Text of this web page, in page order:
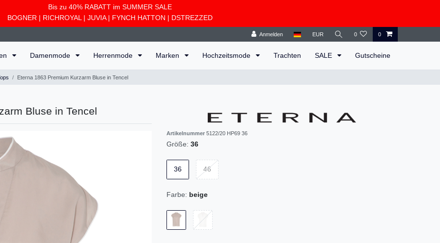
Bis zu 40% RABATT im SUMMER SALE
BOGNER | RICHROYAL | JUVIA| FYNCH HATTON | DSTREZZED
Anmelden EUR 0 0
Damenmode Herrenmode Marken Hochzeitsmode Trachten SALE Gutscheine
Eterna 1863 Premium Kurzarm Bluse in Tencel
Bluse in Tencel
Artikelnummer 5122/20 HP69 36
Größe: 36
36 46
Farbe: beige